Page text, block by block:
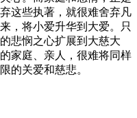
这些执著，就很难舍弃凡
，将小爱升华到大爱。只
悲悯之心扩展到大慈大
家庭、亲人，很难将同样
的关爱和慈悲。